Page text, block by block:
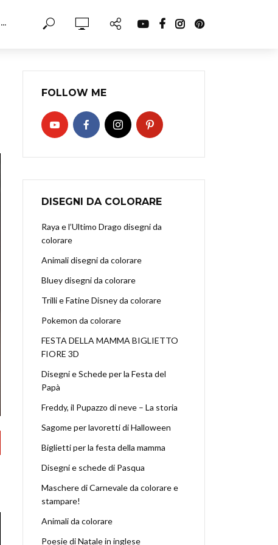
···
FOLLOW ME
DISEGNI DA COLORARE
Raya e l’Ultimo Drago disegni da
colorare
Animali disegni da colorare
Bluey disegni da colorare
Trilli e Fatine Disney da colorare
Pokemon da colorare
FESTA DELLA MAMMA BIGLIETTO
FIORE 3D
Disegni e Schede per la Festa del
Papà
Freddy, il Pupazzo di neve – La storia
Sagome per lavoretti di Halloween
Biglietti per la festa della mamma
Disegni e schede di Pasqua
Maschere di Carnevale da colorare e
stampare!
Animali da colorare
Poesie di Natale in inglese